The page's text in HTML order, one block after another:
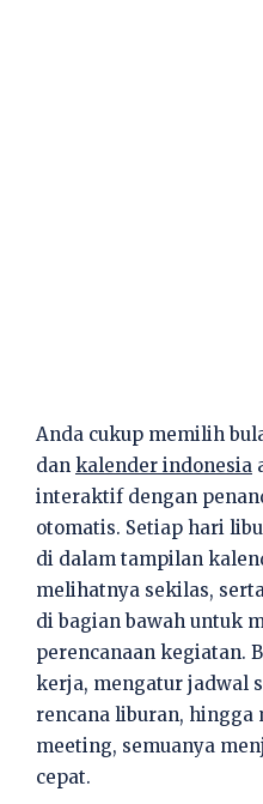
Anda cukup memilih
dan kalender indonesia
interaktif dengan
otomatis. Setiap hari
di dalam tampilan
melihatnya sekilas,
di bagian bawah untuk
perencanaan kegiatan.
kerja, mengatur jadwal
rencana liburan, hingga
meeting, semuanya
cepat.